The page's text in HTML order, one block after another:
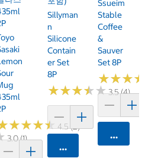
3.0 (1)
★★★★
★★★★ 4.5 (2)
Sillyman
N
Silicone
Contain
Er Set
8P
★★★★★
★★★★★3.5 (4)
카트에 담기
Ssueim
Stable
Coffee
&
Sauver
Set 8P
★★★
★★★
카트에